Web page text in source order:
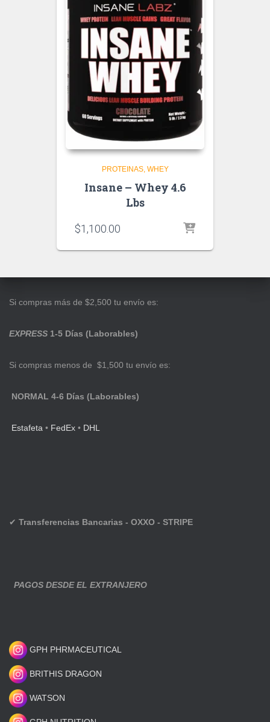
PROTEINAS WHEY
Insane – Whey 4.6
Lbs
$1,100.00
Si compras más de $2,500 tu envío es:
EXPRESS 1-5 Días (Laborables)
Si compras menos de $1,500 tu envío es:
NORMAL 4-6 Días (Laborables)
Estafeta • FedEx • DHL
✔ Transferencias Bancarias - OXXO - STRIPE
PAGOS DESDE EL EXTRANJERO
GPH PHRMACEUTICAL
BRITHIS DRAGON
WATSON